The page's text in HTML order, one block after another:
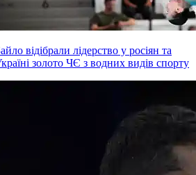
відібрали лідерство у росіян та
золото ЧЄ з водних видів спорту